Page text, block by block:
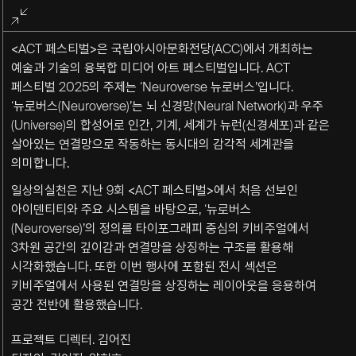
전체화면
종료
<ACT 페스티벌>은 국립아시아문화전당(ACC)에서 개최하는
예술과 기술의 융복합 미디어 아트 페스티벌입니다. ACT
페스티벌 2025의 주제는 ‘Neuroverse 뉴로버스’입니다.
‘뉴로버스(Neuroverse)’는 뇌 신경망(Neural Network)과 우주
(Universe)의 합성어로 인간, 기계, 세계가 뉴런(신경세포)과 같은
살아있는 연결망으로 작동하는 동시대의 감각적 세계관을
의미합니다.
일상의실천은 지난 9회 <ACT 페스티벌>에서 처음 선보인
아이덴티티와 주요 시스템을 바탕으로, ‘뉴로버스
(Neuroverse)’의 정의를 타이포그래피 중심의 키비주얼에서
3차원 공간의 깊이감과 연결망을 상징하는 구조를 활용해
시각화했습니다. 또한 이번 행사에 포함된 전시 섹션은
키비주얼에서 사용된 연결망을 상징하는 레이아웃을 응용하여
공간 전반에 활용했습니다.
프로젝트 디렉터. 김어진